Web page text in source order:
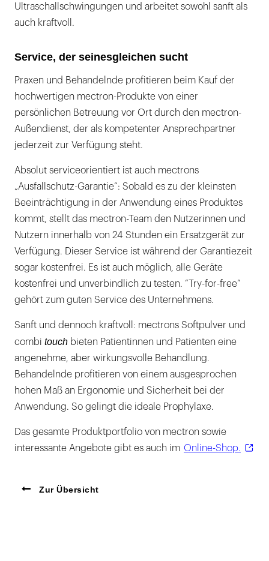
Ultraschallschwingungen und arbeitet sowohl sanft als
auch kraftvoll.
Service, der seinesgleichen sucht
Praxen und Behandelnde profitieren beim Kauf der
hochwertigen mectron-Produkte von einer
persönlichen Betreuung vor Ort durch den mectron-
Außendienst, der als kompetenter Ansprechpartner
jederzeit zur Verfügung steht.
Absolut serviceorientiert ist auch mectrons
„Ausfallschutz-Garantie“: Sobald es zu der kleinsten
Beeinträchtigung in der Anwendung eines Produktes
kommt, stellt das mectron-Team den Nutzerinnen und
Nutzern innerhalb von 24 Stunden ein Ersatzgerät zur
Verfügung. Dieser Service ist während der Garantiezeit
sogar kostenfrei. Es ist auch möglich, alle Geräte
kostenfrei und unverbindlich zu testen. “Try-for-free”
gehört zum guten Service des Unternehmens.
Sanft und dennoch kraftvoll: mectrons Softpulver und
combi touch bieten Patientinnen und Patienten eine
angenehme, aber wirkungsvolle Behandlung.
Behandelnde profitieren von einem ausgesprochen
hohen Maß an Ergonomie und Sicherheit bei der
Anwendung. So gelingt die ideale Prophylaxe.
Das gesamte Produktportfolio von mectron sowie
interessante Angebote gibt es auch im Online-Shop.
Zur Übersicht